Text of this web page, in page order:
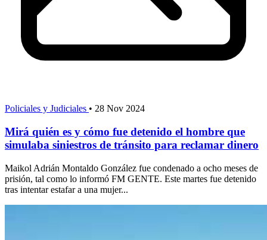
Policiales y Judiciales • 28 Nov 2024
Mirá quién es y cómo fue detenido el hombre que
simulaba siniestros de tránsito para reclamar dinero
Maikol Adrián Montaldo González fue condenado a ocho meses de
prisión, tal como lo informó FM GENTE. Este martes fue detenido
tras intentar estafar a una mujer...